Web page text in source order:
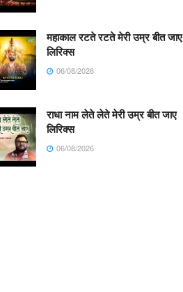
महाकाल रटते रटते मेरी उम्र बीत जाए
लिरिक्स
06/08/2026
राधा नाम लेते लेते मेरी उम्र बीत जाए
लिरिक्स
06/08/2026